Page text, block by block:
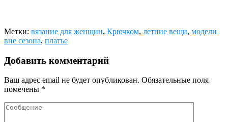
Метки: вязание для женщин, Крючком, летние вещи, модели
вне сезона, платье
Добавить комментарий
Ваш адрес email не будет опубликован. Обязательные поля
помечены *